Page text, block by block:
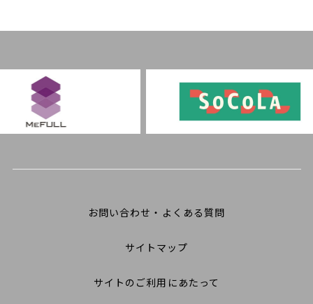
お問い合わせ・よくある質問
サイトマップ
サイトのご利用にあたって